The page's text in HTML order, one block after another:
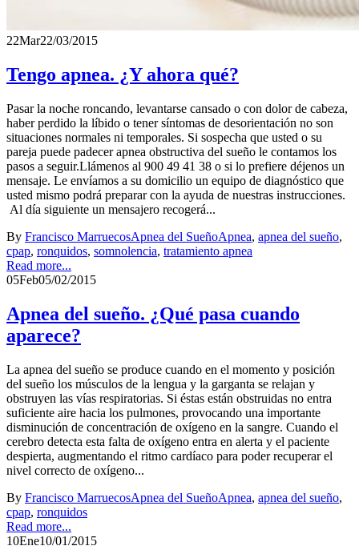
22Mar22/03/2015
Tengo apnea. ¿Y ahora qué?
Pasar la noche roncando, levantarse cansado o con dolor de cabeza,
haber perdido la líbido o tener síntomas de desorientación no son
situaciones normales ni temporales. Si sospecha que usted o su
pareja puede padecer apnea obstructiva del sueño le contamos los
pasos a seguir.Llámenos al 900 49 41 38 o si lo prefiere déjenos un
mensaje. Le envíamos a su domicilio un equipo de diagnóstico que
usted mismo podrá preparar con la ayuda de nuestras instrucciones.
Al día siguiente un mensajero recogerá...
By Francisco MarruecosApnea del SueñoApnea, apnea del sueño,
cpap, ronquidos, somnolencia, tratamiento apnea
Read more...
05Feb05/02/2015
Apnea del sueño. ¿Qué pasa cuando
aparece?
La apnea del sueño se produce cuando en el momento y posición
del sueño los músculos de la lengua y la garganta se relajan y
obstruyen las vías respiratorias. Si éstas están obstruidas no entra
suficiente aire hacia los pulmones, provocando una importante
disminución de concentración de oxígeno en la sangre. Cuando el
cerebro detecta esta falta de oxígeno entra en alerta y el paciente
despierta, augmentando el ritmo cardíaco para poder recuperar el
nivel correcto de oxígeno...
By Francisco MarruecosApnea del SueñoApnea, apnea del sueño,
cpap, ronquidos
Read more...
10Ene10/01/2015